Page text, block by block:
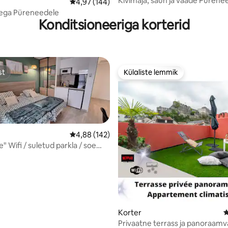
Püreneedele
Konditsioneeriga korterid
Keskmine hinnang 4,88/5, 142 hinnangut
4,88 (142)
Wifi / suletud parkla / soe
Külaliste lemmik
Külaliste lemmik
Korter
Privaatne terrass ja